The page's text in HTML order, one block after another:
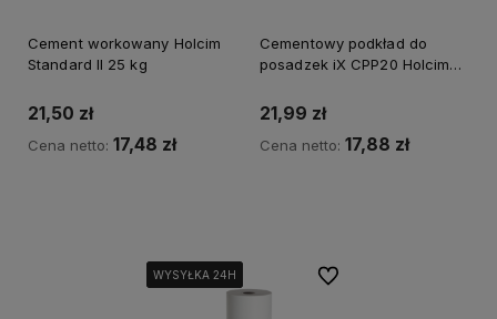
Cement workowany Holcim
Standard II 25 kg
21,50 zł
Cena netto: 17,48 zł
Cementowy podkład do
posadzek iX CPP20 Holcim
21,99 zł
Cena netto: 17,88 zł
WYSYŁKA 24H
WYSYŁKA 24H
WYSYŁKA 24H
WYSYŁKA 24H Do ulubionych